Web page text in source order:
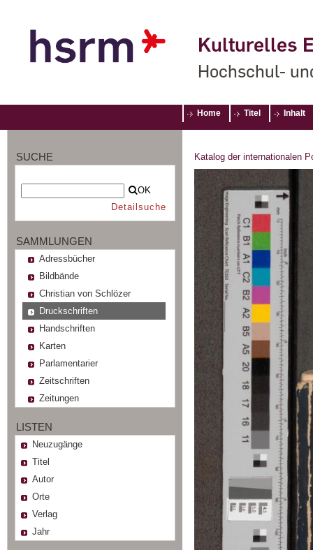
Kulturelles
Hochschul-
Home Titel Inhalt
SUCHE
OK
Detailsuche
SAMMLUNGEN
Adressbücher
Bildbände
Christian von Schlözer
Druckschriften
Handschriften
Karten
Parlamentarier
Zeitschriften
Zeitungen
LISTEN
Neuzugänge
Titel
Autor
Orte
Verlag
Jahr
Katalog der internationalen